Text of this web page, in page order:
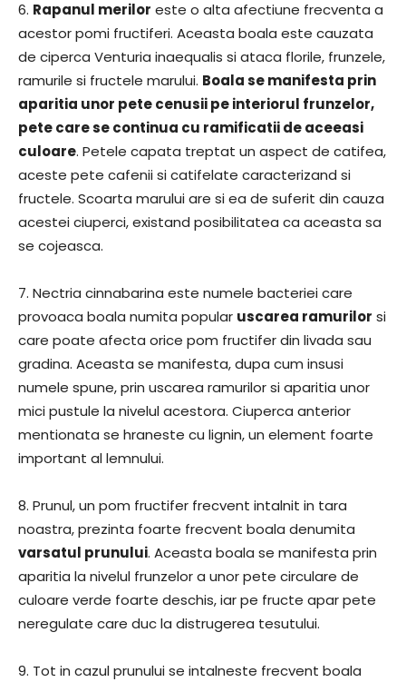
6. Rapanul merilor este o alta afectiune frecventa a
acestor pomi fructiferi. Aceasta boala este cauzata
de ciperca Venturia inaequalis si ataca florile, frunzele,
ramurile si fructele marului. Boala se manifesta prin
aparitia unor pete cenusii pe interiorul frunzelor,
pete care se continua cu ramificatii de aceeasi
culoare. Petele capata treptat un aspect de catifea,
aceste pete cafenii si catifelate caracterizand si
fructele. Scoarta marului are si ea de suferit din cauza
acestei ciuperci, existand posibilitatea ca aceasta sa
se cojeasca.
7. Nectria cinnabarina este numele bacteriei care
provoaca boala numita popular uscarea ramurilor si
care poate afecta orice pom fructifer din livada sau
gradina. Aceasta se manifesta, dupa cum insusi
numele spune, prin uscarea ramurilor si aparitia unor
mici pustule la nivelul acestora. Ciuperca anterior
mentionata se hraneste cu lignin, un element foarte
important al lemnului.
8. Prunul, un pom fructifer frecvent intalnit in tara
noastra, prezinta foarte frecvent boala denumita
varsatul prunului. Aceasta boala se manifesta prin
aparitia la nivelul frunzelor a unor pete circulare de
culoare verde foarte deschis, iar pe fructe apar pete
neregulate care duc la distrugerea tesutului.
9. Tot in cazul prunului se intalneste frecvent boala